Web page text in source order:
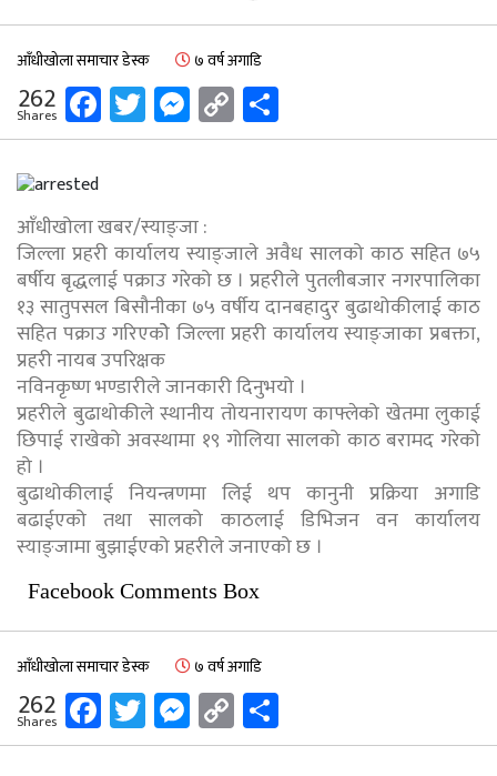
आँधीखोला समाचार डेस्क ७ वर्ष अगाडि
262
Shares Facebook
Twitter
Messenger
Copy
Link
आँधीखोला खबर/स्याङ्जा :
जिल्ला प्रहरी कार्यालय स्याङ्जाले अवैध सालको काठ सहित ७५
बर्षीय बृद्धलाई पक्राउ गरेको छ । प्रहरीले पुतलीबजार नगरपालिका
१३ सातुपसल बिसौनीका ७५ वर्षीय दानबहादुर बुढाथोकीलाई काठ
सहित पक्राउ गरिएकोे जिल्ला प्रहरी कार्यालय स्याङ्जाका प्रबक्ता,
प्रहरी नायब उपरिक्षक
नविनकृष्ण भण्डारीले जानकारी दिनुभयो ।
प्रहरीले बुढाथोकीले स्थानीय तोयनारायण काफ्लेको खेतमा लुकाई
छिपाई राखेको अवस्थामा १९ गोलिया सालको काठ बरामद गरेको
हो ।
बुढाथोकीलाई नियन्त्रणमा लिई थप कानुनी प्रक्रिया अगाडि
बढाईएको तथा सालको काठलाई डिभिजन वन कार्यालय
स्याङ्जामा बुझाईएको प्रहरीले जनाएको छ ।
Facebook Comments Box
आँधीखोला समाचार डेस्क ७ वर्ष अगाडि
262
Shares Facebook
Twitter
Messenger
Copy
Link